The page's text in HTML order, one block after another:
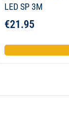
LED SP 3M
€21.95